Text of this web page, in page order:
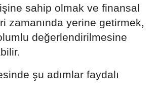
sahip olmak ve finansal
zamanında yerine getirmek,
değerlendirilmesine
şu adımlar faydalı